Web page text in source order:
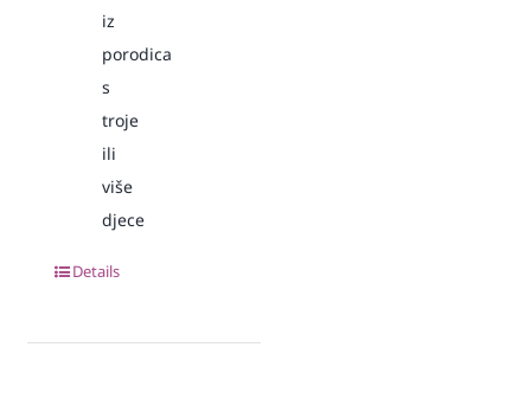
iz
porodica
s
troje
ili
više
djece
Details